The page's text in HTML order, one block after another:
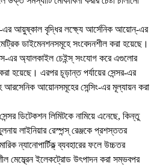
এর আয়ুষ্কাল বৃদ্ধির লক্ষ্যে আর্সেনিক আয়োন্-এর
ডাইমেনশনসমূহে সংবেদনশীল করা হয়েছে।
এর অ্যালকাইল চেইন্স্ সংযোগ করে এগুলোর
হয়েছে। এরপর চূড়ান্ত পর্যায়ের সেন্সর-এর
আরসেনিক আয়োনসমূহের সেন্সিং-এর মূল্যায়ন করা
ডিটেকশন লিমিটকে নামিয়ে এনেছে, কিন্তু
লাইনিয়ার রেস্পন্স্ রেঞ্জকে প্রশস্ততর
ন্যানোপার্টিক্ল্ ব্যবহারের ফলে উচ্চতর
মেম্ব্রেন ইলেকট্রোড উৎপাদন করা সম্ভবপর